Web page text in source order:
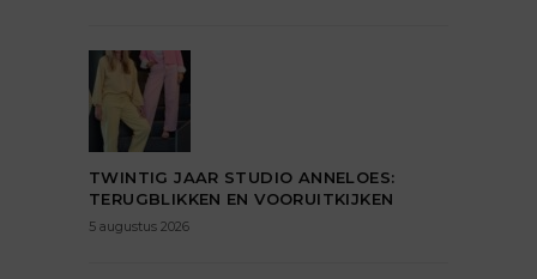
TWINTIG JAAR STUDIO ANNELOES:
TERUGBLIKKEN EN VOORUITKIJKEN
5 augustus 2026